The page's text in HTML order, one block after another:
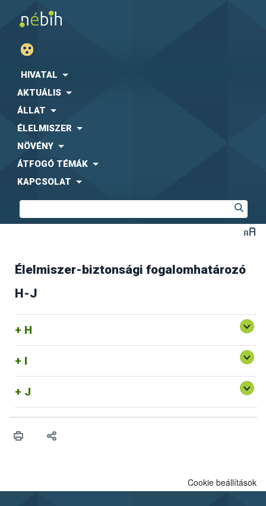
HIVATAL
AKTUÁLIS
ÁLLAT
ÉLELMISZER
NÖVÉNY
ÁTFOGÓ TÉMÁK
KAPCSOLAT
Élelmiszer-biztonsági fogalomhatározó
H-J
H
I
J
Cookie beállítások